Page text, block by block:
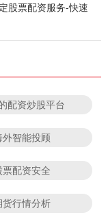
股票配资服务-快速
配资炒股平台
外智能投顾
票配资安全
货行情分析